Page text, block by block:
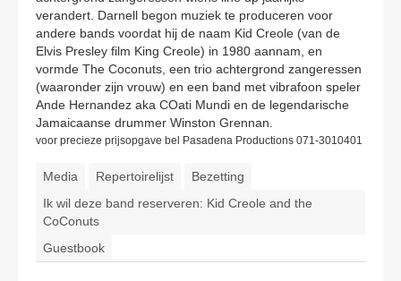
verandert. Darnell begon muziek te produceren voor
andere bands voordat hij de naam Kid Creole (van de
Elvis Presley film King Creole) in 1980 aannam, en
vormde The Coconuts, een trio achtergrond zangeressen
(waaronder zijn vrouw) en een band met vibrafoon speler
Ande Hernandez aka COati Mundi en de legendarische
Jamaicaanse drummer Winston Grennan.
voor precieze prijsopgave bel Pasadena Productions 071-3010401
Media Repertoirelijst
Bezetting
Ik wil deze band reserveren: Kid Creole and the
CoConuts
Guestbook